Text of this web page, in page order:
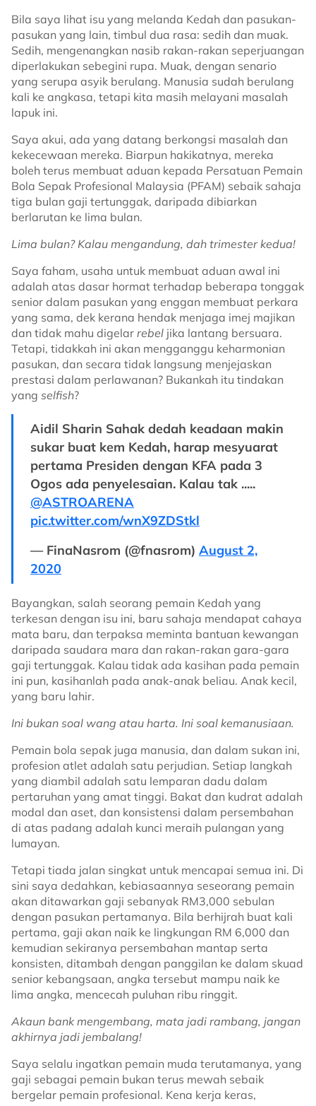
Bila saya lihat isu yang melanda Kedah dan pasukan-
pasukan yang lain, timbul dua rasa: sedih dan muak.
Sedih, mengenangkan nasib rakan-rakan seperjuangan
diperlakukan sebegini rupa. Muak, dengan senario
yang serupa asyik berulang. Manusia sudah berulang
kali ke angkasa, tetapi kita masih melayani masalah
lapuk ini.
Saya akui, ada yang datang berkongsi masalah dan
kekecewaan mereka. Biarpun hakikatnya, mereka
boleh terus membuat aduan kepada Persatuan Pemain
Bola Sepak Profesional Malaysia (PFAM) sebaik sahaja
tiga bulan gaji tertunggak, daripada dibiarkan
berlarutan ke lima bulan.
Lima bulan? Kalau mengandung, dah trimester kedua!
Saya faham, usaha untuk membuat aduan awal ini
adalah atas dasar hormat terhadap beberapa tonggak
senior dalam pasukan yang enggan membuat perkara
yang sama, dek kerana hendak menjaga imej majikan
dan tidak mahu digelar rebel jika lantang bersuara.
Tetapi, tidakkah ini akan mengganggu keharmonian
pasukan, dan secara tidak langsung menjejaskan
prestasi dalam perlawanan? Bukankah itu tindakan
yang selfish?
Aidil Sharin Sahak dedah keadaan makin
sukar buat kem Kedah, harap mesyuarat
pertama Presiden dengan KFA pada 3
Ogos ada penyelesaian. Kalau tak .....
@ASTROARENA
pic.twitter.com/wnX9ZDStkl
— FinaNasrom (@fnasrom) August 2,
2020
Bayangkan, salah seorang pemain Kedah yang
terkesan dengan isu ini, baru sahaja mendapat cahaya
mata baru, dan terpaksa meminta bantuan kewangan
daripada saudara mara dan rakan-rakan gara-gara
gaji tertunggak. Kalau tidak ada kasihan pada pemain
ini pun, kasihanlah pada anak-anak beliau. Anak kecil,
yang baru lahir.
Ini bukan soal wang atau harta. Ini soal kemanusiaan.
Pemain bola sepak juga manusia, dan dalam sukan ini,
profesion atlet adalah satu perjudian. Setiap langkah
yang diambil adalah satu lemparan dadu dalam
pertaruhan yang amat tinggi. Bakat dan kudrat adalah
modal dan aset, dan konsistensi dalam persembahan
di atas padang adalah kunci meraih pulangan yang
lumayan.
Tetapi tiada jalan singkat untuk mencapai semua ini. Di
sini saya dedahkan, kebiasaannya seseorang pemain
akan ditawarkan gaji sebanyak RM3,000 sebulan
dengan pasukan pertamanya. Bila berhijrah buat kali
pertama, gaji akan naik ke lingkungan RM 6,000 dan
kemudian sekiranya persembahan mantap serta
konsisten, ditambah dengan panggilan ke dalam skuad
senior kebangsaan, angka tersebut mampu naik ke
lima angka, mencecah puluhan ribu ringgit.
Akaun bank mengembang, mata jadi rambang, jangan
akhirnya jadi jembalang!
Saya selalu ingatkan pemain muda terutamanya, yang
gaji sebagai pemain bukan terus mewah sebaik
bergelar pemain profesional. Kena kerja keras,